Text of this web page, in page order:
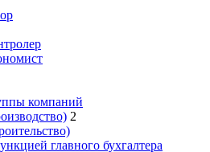
компаний
2
главного бухгалтера